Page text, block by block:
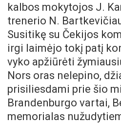
kalbos mokytojos J.
trenerio N.
Susitikę su Čekijos
irgi laimėjo tokį patį
vyko apžiūrėti
Nors oras nelepino,
prisiliesdami prie šio
Brandenburgo vartai,
memorialas